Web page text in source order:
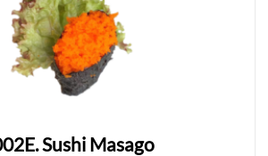
Sushi Masago